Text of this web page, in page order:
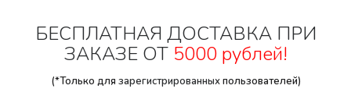
БЕСПЛАТНАЯ ДОСТАВКА ПРИ
ЗАКАЗЕ ОТ 5000 рублей!
(*Только для зарегистрированныхпользователей)